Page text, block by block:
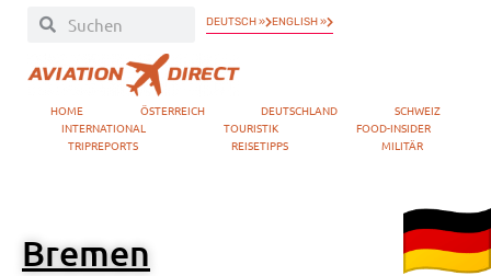
DEUTSCH » ENGLISH »
HOME ÖSTERREICH DEUTSCHLAND
SCHWEIZ
INTERNATIONAL
TOURISTIK
FOOD-INSIDER
TRIPREPORTS
REISETIPPS MILITÄR
Bremen